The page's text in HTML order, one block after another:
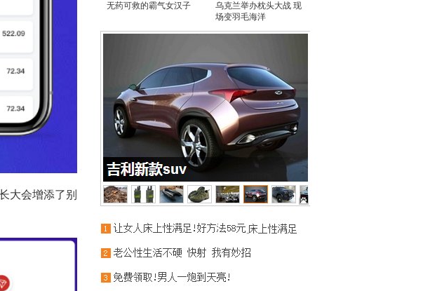
大会增添了别
无药可救的霸气女汉子
乌克兰举办枕头大战 现
场变羽毛海洋